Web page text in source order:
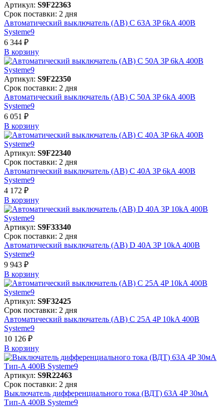
Артикул: S9F22363
Срок поставки: 2 дня
Автоматический выключатель (АВ) C 63A 3P 6kA 400В
Systeme9
6 344 ₽
В корзинy
Артикул: S9F22350
Срок поставки: 2 дня
Автоматический выключатель (АВ) C 50A 3P 6kA 400В
Systeme9
6 051 ₽
В корзинy
Артикул: S9F22340
Срок поставки: 2 дня
Автоматический выключатель (АВ) C 40A 3P 6kA 400В
Systeme9
4 172 ₽
В корзинy
Артикул: S9F33340
Срок поставки: 2 дня
Автоматический выключатель (АВ) D 40A 3P 10kA 400В
Systeme9
9 943 ₽
В корзинy
Артикул: S9F32425
Срок поставки: 2 дня
Автоматический выключатель (АВ) C 25A 4P 10kA 400В
Systeme9
10 126 ₽
В корзинy
Артикул: S9R22463
Срок поставки: 2 дня
Выключатель дифференциального тока (ВДТ) 63A 4P 30мА
Тип-A 400В Systeme9